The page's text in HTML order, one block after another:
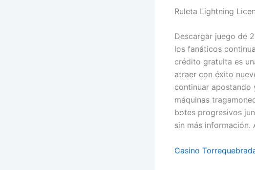
Ruleta Lightning
Descargar juego de
los fanáticos
crédito gratuita es
atraer con éxito
continuar apostando
máquinas
botes progresivos
sin más información.
Casino